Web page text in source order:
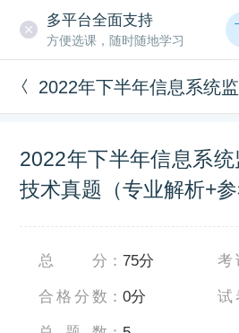
多平台全面支持
方便选课，随时随地学习
2022年下半年信息系
技术真题（专业解析+参
总分 ：75分
合格分数 ：0分
考
试